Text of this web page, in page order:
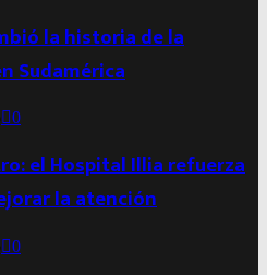
la historia de la
Sudamérica
0
el Hospital Illia refuerza
la atención
0